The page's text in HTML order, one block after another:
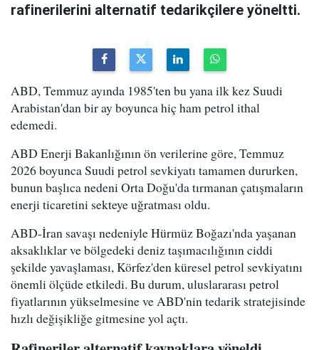
rafinerilerini alternatif tedarikçilere yöneltti.
ABD, Temmuz ayında 1985'ten bu yana ilk kez Suudi
Arabistan'dan bir ay boyunca hiç ham petrol ithal
edemedi.
ABD Enerji Bakanlığının ön verilerine göre, Temmuz
2026 boyunca Suudi petrol sevkiyatı tamamen dururken,
bunun başlıca nedeni Orta Doğu'da tırmanan çatışmaların
enerji ticaretini sekteye uğratması oldu.
ABD-İran savaşı nedeniyle Hürmüz Boğazı'nda yaşanan
aksaklıklar ve bölgedeki deniz taşımacılığının ciddi
şekilde yavaşlaması, Körfez'den küresel petrol sevkiyatını
önemli ölçüde etkiledi. Bu durum, uluslararası petrol
fiyatlarının yükselmesine ve ABD'nin tedarik stratejisinde
hızlı değişikliğe gitmesine yol açtı.